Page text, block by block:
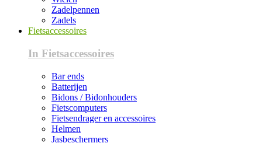
Zadelpennen
Zadels
Fietsaccessoires
In Fietsaccessoires
Bar ends
Batterijen
Bidons / Bidonhouders
Fietscomputers
Fietsendrager en accessoires
Helmen
Jasbeschermers